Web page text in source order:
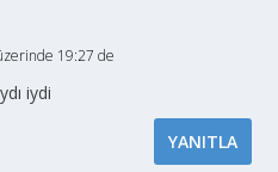
19:27 de
iydi
YANITLA